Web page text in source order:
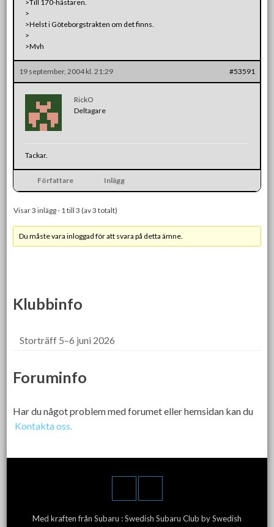
>Till 170-hästaren.
>
>Helst i Göteborgstrakten om det finns.
>
>Mvh
19 september, 2004 kl. 21:29 #53591
RickO
Deltagare
Tackar.
Författare Inlägg
Visar 3 inlägg - 1 till 3 (av 3 totalt)
Du måste vara inloggad för att svara på detta ämne.
Klubbinfo
Storträff 5–6 juni 2026
Foruminfo
Har du något problem med forumet eller hemsidan kan du
Kontakta oss.
Med kraften från Subaru :Swedish Subaru Club by Swedish